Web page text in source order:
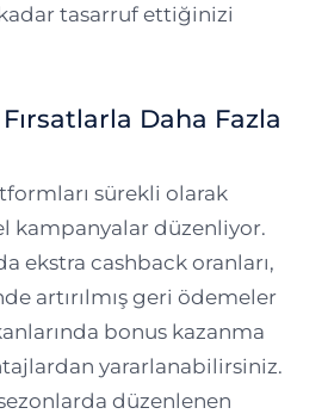
tasarruf ettiğinizi
Daha Fazla
sürekli olarak
kampanyalar düzenliyor.
ekstra cashback oranları,
artırılmış geri ödemeler
bonus kazanma
yararlanabilirsiniz.
düzenlenen